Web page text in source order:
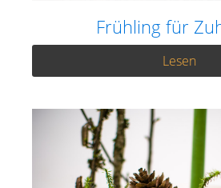
Frühling für
Lesen